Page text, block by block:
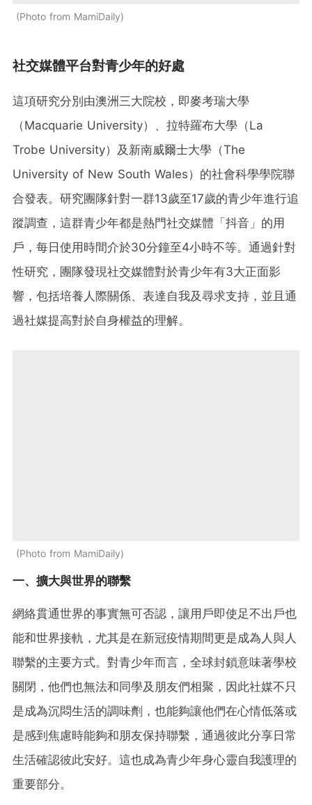
Photo from MamiDaily
社交媒體平台對青少年的好處
這項研究分別由澳洲三大院校，即麥考瑞大學
（Macquarie University）、拉特羅布大學（La
Trobe University）及新南威爾士大學（The
University of New South Wales）的社會科學學院聯
合發表。研究團隊針對一群13歲至17歲的青少年進行追
蹤調查，這群青少年都是熱門社交媒體「抖音」的用
戶，每日使用時間介於30分鐘至4小時不等。通過針對
性研究，團隊發現社交媒體對於青少年有3大正面影
響，包括培養人際關係、表達自我及尋求支持，並且通
過社媒提高對於自身權益的理解。
Photo from MamiDaily
一、擴大與世界的聯繫
網絡貫通世界的事實無可否認，讓用戶即使足不出戶也
能和世界接軌，尤其是在新冠疫情期間更是成為人與人
聯繫的主要方式。對青少年而言，全球封鎖意味著學校
關閉，他們也無法和同學及朋友們相聚，因此社媒不只
是成為沉悶生活的調味劑，也能夠讓他們在心情低落或
是感到焦慮時能夠和朋友保持聯繫，通過彼此分享日常
生活確認彼此安好。這也成為青少年身心靈自我護理的
重要部分。